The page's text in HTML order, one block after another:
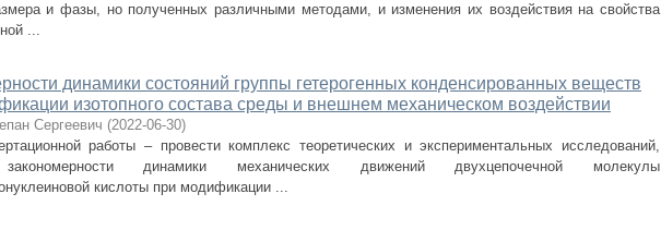
и фазы, но полученных различными методами, и изменения их воздействия на свойства
...
динамики состояний группы гетерогенных конденсированных веществ
изотопного состава среды и внешнем механическом воздействии
Сергеевич (2022-06-30)
работы – провести комплекс теоретических и экспериментальных исследований,
динамики механических движений двухцепочечной молекулы
кислоты при модификации ...